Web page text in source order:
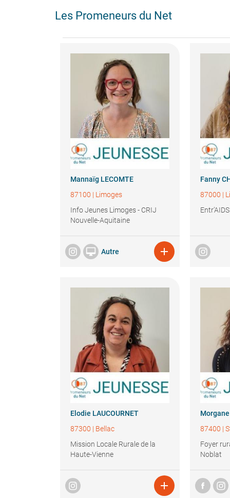
Les Promeneurs du Net
Mannaïg LECOMTE
87100 | Limoges
Info Jeunes Limoges - CRIJ
Nouvelle-Aquitaine
 Autre 
Fanny
87000 |
Entr’AIDS
Elodie LAUCOURNET
87300 | Bellac
Mission Locale Rurale de la
Haute-Vienne

Morgane
87400 |
Foyer
Noblat